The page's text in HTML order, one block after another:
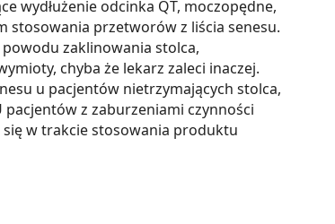
wydłużenie odcinka QT, moczopędne,
przetworów z liścia senesu.
zaklinowania stolca,
chyba że lekarz zaleci inaczej.
u pacjentów nietrzymających stolca,
z zaburzeniami czynności
w trakcie stosowania produktu